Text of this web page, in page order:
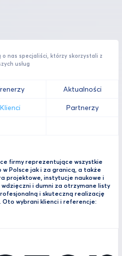
o nas specjaliści, którzy skorzystali z
usług
Aktualności
Klienci Partnerzy
firmy reprezentujące wszystkie
w Polsce jak i za granicą, a także
projektowe, instytucje naukowe i
i dumni za otrzymane listy
i skuteczną realizację
Oto wybrani klienci i referencje: